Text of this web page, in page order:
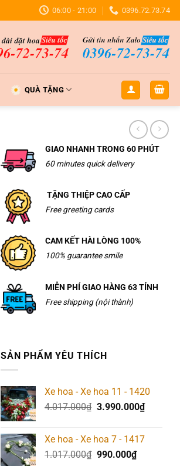
06:00 - 21:00 0396.72.73.74
QUÀ TẶNG
GIAO NHANH TRONG 60 PHÚT
60 minutes quick delivery
TẶNG THIỆP CAO CẤP
Free greeting cards
CAM KẾT HÀI LÒNG 100%
100% guarantee smile
MIỄN PHÍ GIAO HÀNG 63 TỈNH
Free shipping (nội thành)
SẢN PHẨM YÊU THÍCH
Xe hoa - Xe hoa 11 - 1420
4.017.000₫ Giá
4.017.000₫.
3.990.000₫Giá
Xe hoa - Xe hoa 7 - 1417
1.017.000₫ Giá
990.000₫Giá